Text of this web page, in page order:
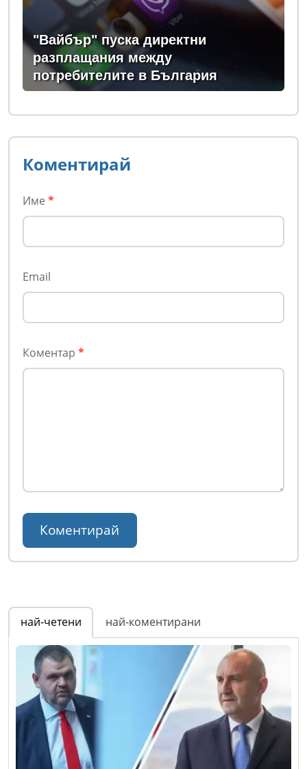
"Вайбър" пуска директни
разплащания между
потребителите в България
Коментирай
Име *
Email
Коментар *
най-четени най-коментирани